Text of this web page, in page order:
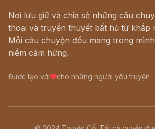
Nơi lưu giữ và chia sẻ những câu
thoại và truyền thuyết bất hủ từ khắp
Mỗi câu chuyện đều mang trong
niềm cảm hứng.
Được tạo với cho những người yêu truyện